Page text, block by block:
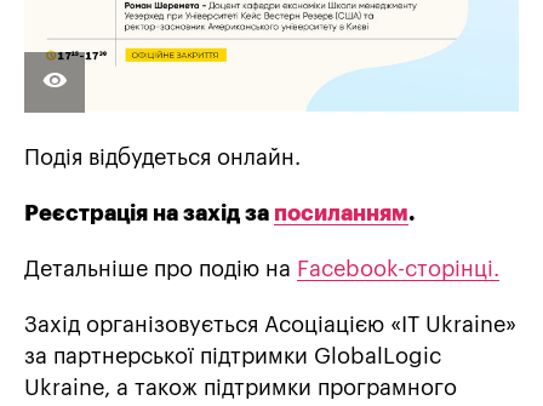
Подія відбудеться онлайн.
Реєстрація на захід за посиланням.
Детальніше про подію на Facebook-сторінці.
Захід організовується Асоціацією «IT Ukraine»
за партнерської підтримки GlobalLogic
Ukraine, а також підтримки програмного